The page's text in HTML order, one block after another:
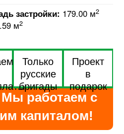
застройки: 179.00 м2
м2
Только
русские
бригады
Проект
в
подарок
работаем с
капиталом!